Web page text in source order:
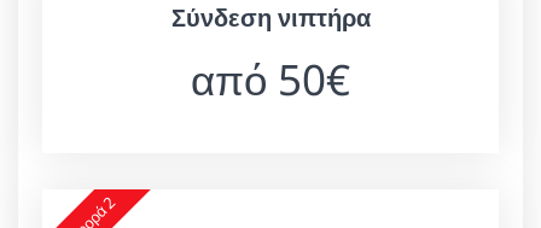
Σύνδεση νιπτήρα
από 50€